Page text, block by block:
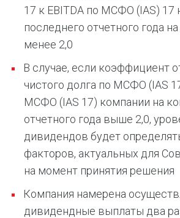
17 к EBITDA по МСФО (IAS) 17
последнего отчетного года
менее 2,0
В случае, если коэффициент
чистого долга по МСФО (IAS
МСФО (IAS 17) компании на
отчетного года выше 2,0,
дивидендов будет
факторов, актуальных для
на момент принятия решения
Компания намерена
дивидендные выплаты два